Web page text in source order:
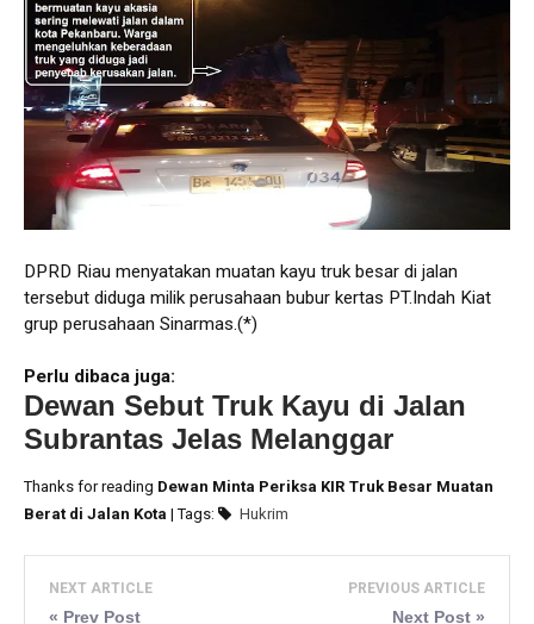
DPRD Riau menyatakan muatan kayu truk besar di jalan
tersebut diduga milik perusahaan bubur kertas PT.Indah Kiat
grup perusahaan Sinarmas.(*)
Perlu dibaca juga:
Dewan Sebut Truk Kayu di Jalan
Subrantas Jelas Melanggar
Thanks for reading Dewan Minta Periksa KIR Truk Besar Muatan
Berat di Jalan Kota | Tags: Hukrim
NEXT ARTICLE
« Prev Post
PREVIOUS ARTICLE
Next Post »